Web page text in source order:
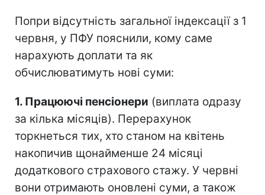
Попри відсутність загальної індексації з 1
червня, у ПФУ пояснили, кому саме
нарахують доплати та як
обчислюватимуть нові суми:
1. Працюючі пенсіонери (виплата одразу
за кілька місяців). Перерахунок
торкнеться тих, хто станом на квітень
накопичив щонайменше 24 місяці
додаткового страхового стажу. У червні
вони отримають оновлені суми, а також